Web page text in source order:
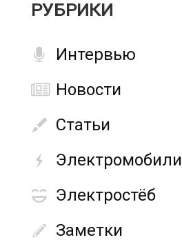
РУБРИКИ
Интервью
Новости
Статьи
Электромобили
Электростёб
Заметки